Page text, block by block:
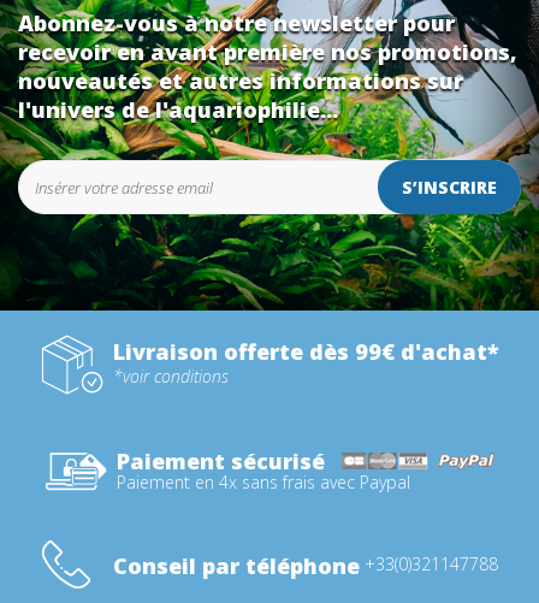
Abonnez-vous à notre newsletter pour
recevoir en avant première nos promotions,
nouveautés et autres informations sur
l'univers de l'aquariophilie...
S’INSCRIRE
Livraison offerte dès 99€ d'achat*
*voir conditions
Paiement sécurisé
Paiement en 4x sans frais avec Paypal
Conseil par téléphone +33(0)321147788